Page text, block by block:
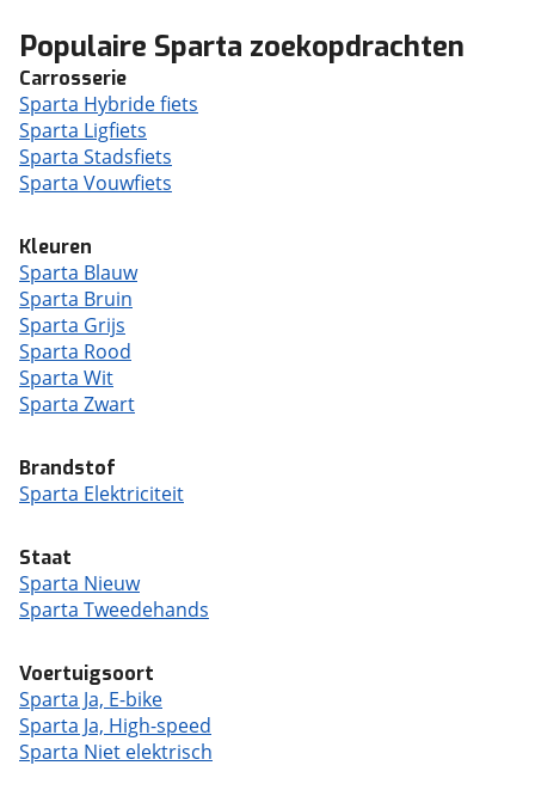
Populaire Sparta zoekopdrachten
Carrosserie
Sparta Hybride fiets
Sparta Ligfiets
Sparta Stadsfiets
Sparta Vouwfiets
Kleuren
Sparta Blauw
Sparta Bruin
Sparta Grijs
Sparta Rood
Sparta Wit
Sparta Zwart
Brandstof
Sparta Elektriciteit
Staat
Sparta Nieuw
Sparta Tweedehands
Voertuigsoort
Sparta Ja, E-bike
Sparta Ja, High-speed
Sparta Niet elektrisch